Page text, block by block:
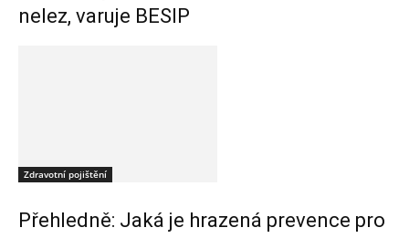
nelez, varuje BESIP
Zdravotní pojištění
Přehledně: Jaká je hrazená prevence pro